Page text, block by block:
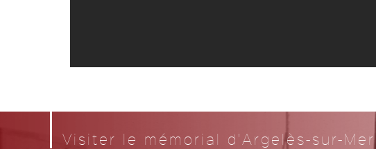
Visiter le mémorial d'Argelès-sur-Mer